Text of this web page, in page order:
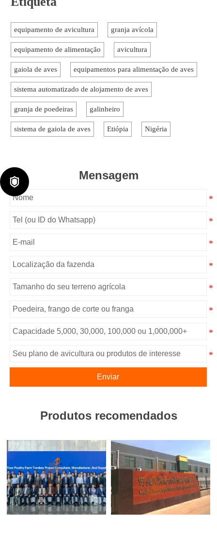
equipamento de avicultura granja avícola
equipamento de alimentação avicultura
gaiola de aves equipamentos para alimentação de aves
sistema automatizado de alojamento de aves
granja de poedeiras galinheiro
sistema de gaiola de aves Etiópia Nigéria
Mensagem
Enviar
Produtos recomendados
